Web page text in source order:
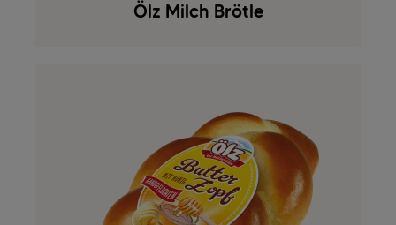
Ölz Milch Brötle